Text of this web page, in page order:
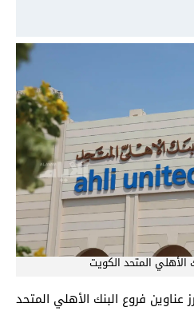
الأهلي المتحد الكويت
فروع البنك الأهلي المتحد